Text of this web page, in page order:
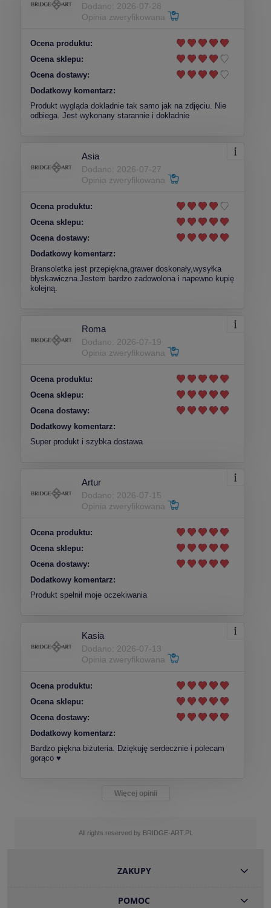
Dodano: 2026-07-28
Opinia zweryfikowana
Ocena produktu:
Ocena sklepu:
Ocena dostawy:
Dodatkowy komentarz:
Produkt wygląda dokladnie tak samo jak na zdjęciu. Nie
odbiega. Jest wykonany starannie i dokładnie
Asia
Dodano: 2026-07-27
Opinia zweryfikowana
Ocena produktu:
Ocena sklepu:
Ocena dostawy:
Dodatkowy komentarz:
Bransoletka jest przepiękna,grawer doskonały,wysyłka
błyskawiczna.Jestem bardzo zadowolona i napewno kupię
kolejną.
Roma
Dodano: 2026-07-19
Opinia zweryfikowana
Ocena produktu:
Ocena sklepu:
Ocena dostawy:
Dodatkowy komentarz:
Super produkt i szybka dostawa
Artur
Dodano: 2026-07-15
Opinia zweryfikowana
Ocena produktu:
Ocena sklepu:
Ocena dostawy:
Dodatkowy komentarz:
Produkt spełnił moje oczekiwania
Kasia
Dodano: 2026-07-13
Opinia zweryfikowana
Ocena produktu:
Ocena sklepu:
Ocena dostawy:
Dodatkowy komentarz:
Bardzo piękna biżuteria. Dziękuję serdecznie i polecam
gorąco ♥️
Więcej opinii
All rights reserved by BRIDGE-ART.PL
ZAKUPY
POMOC